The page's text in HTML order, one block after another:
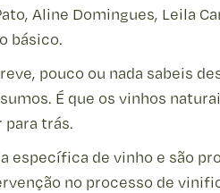
Aline Domingues, Leila
básico.
pouco ou nada sabeis
É que os vinhos
para trás.
específica de vinho e são
no processo de